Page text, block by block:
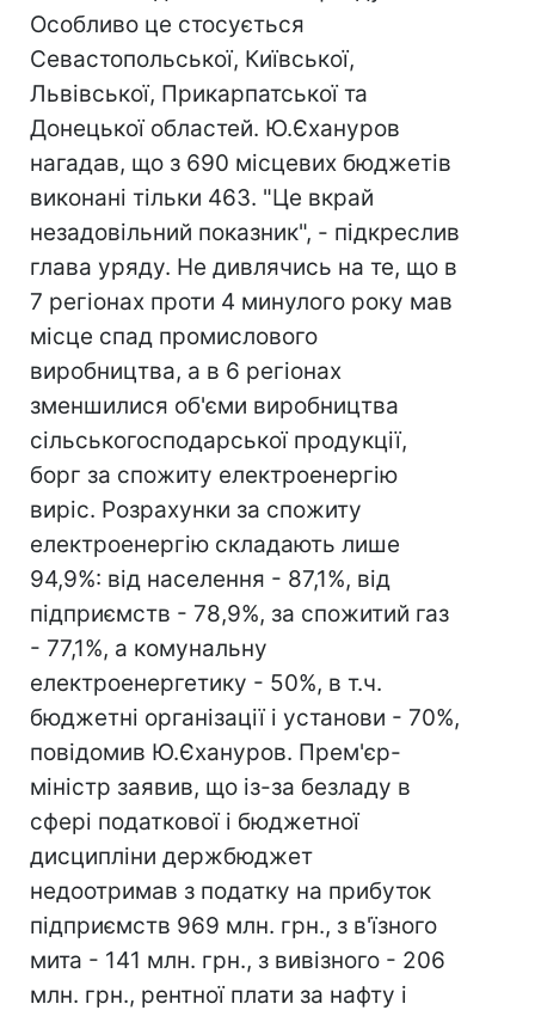
Особливо це стосується
Севастопольської, Київської,
Львівської, Прикарпатської та
Донецької областей. Ю.Єхануров
нагадав, що з 690 місцевих бюджетів
виконані тільки 463. "Це вкрай
незадовільний показник", - підкреслив
глава уряду. Не дивлячись на те, що в
7 регіонах проти 4 минулого року мав
місце спад промислового
виробництва, а в 6 регіонах
зменшилися об'єми виробництва
сільськогосподарської продукції,
борг за спожиту електроенергію
виріс. Розрахунки за спожиту
електроенергію складають лише
94,9%: від населення - 87,1%, від
підприємств - 78,9%, за спожитий газ
- 77,1%, а комунальну
електроенергетику - 50%, в т.ч.
бюджетні організації і установи - 70%,
повідомив Ю.Єхануров. Прем'єр-
міністр заявив, що із-за безладу в
сфері податкової і бюджетної
дисципліни держбюджет
недоотримав з податку на прибуток
підприємств 969 млн. грн., з в'їзного
мита - 141 млн. грн., з вивізного - 206
млн. грн., рентної плати за нафту і